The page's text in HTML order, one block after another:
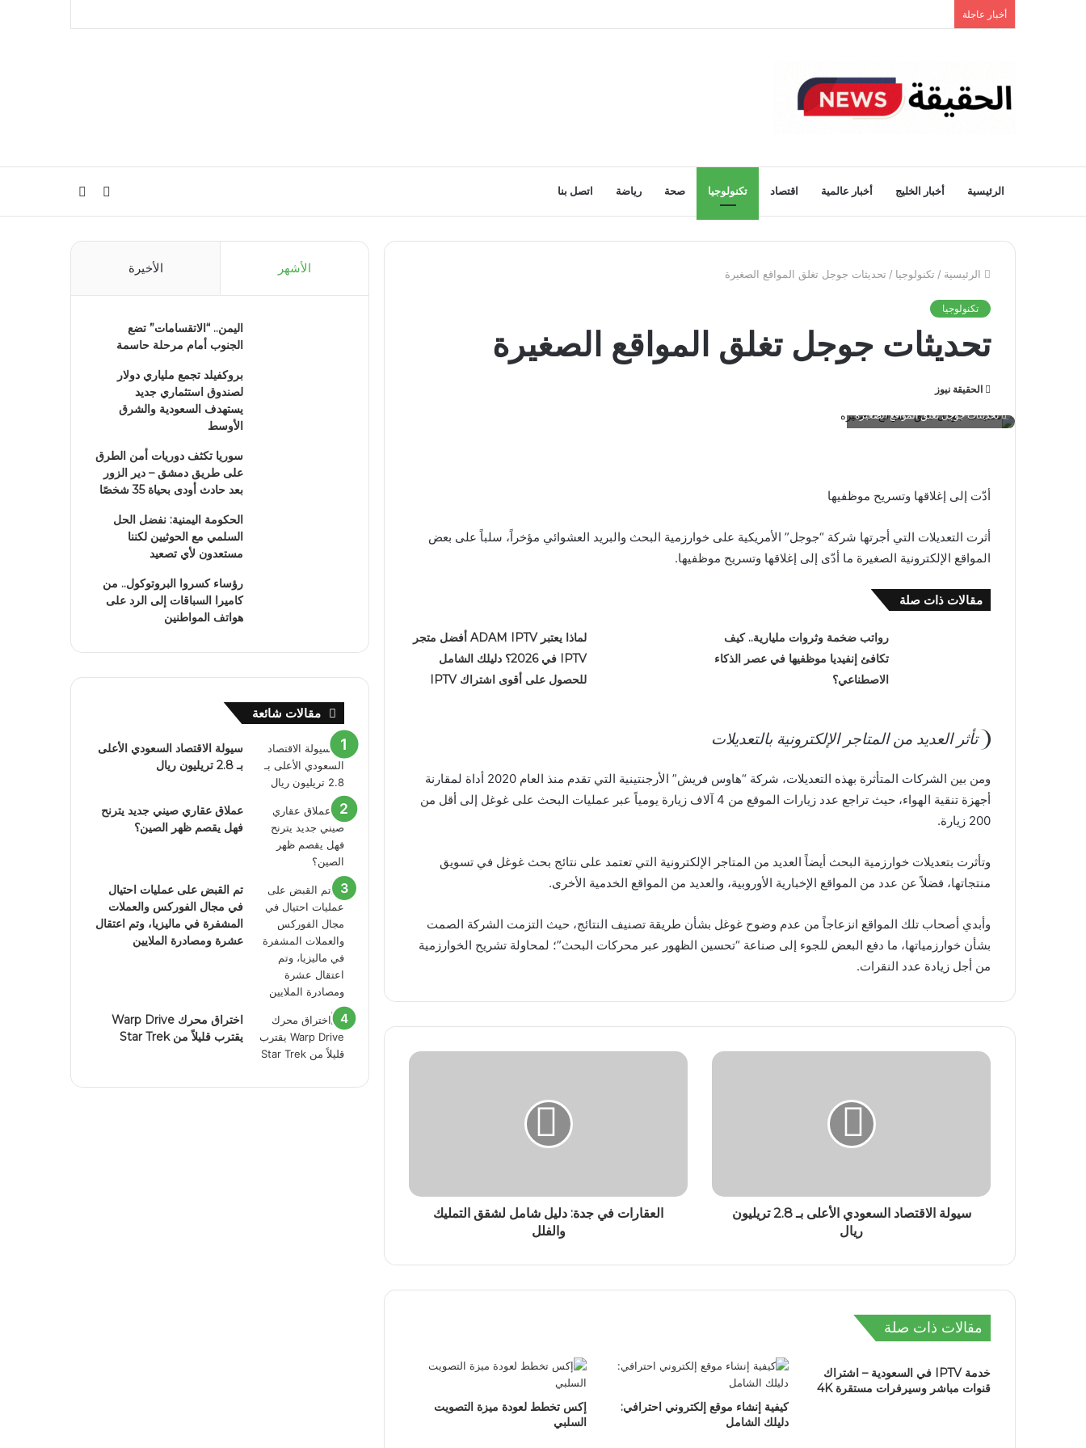
أخبار عاجلة
الرئيسية أخبار الخليج أخبار عالمية اقتصاد تكنولوجيا صحة رياضة اتصل بنا
عن
الوضع
المظلم
الرئيسية / تكنولوجيا / تحديثات جوجل تغلق المواقع الصغيرة
تكنولوجيا
تحديثات جوجل تغلق المواقع الصغيرة
الحقيقة نيوز
تحديثات جوجل تغلق المواقع الصغيرة
أدّت إلى إغلاقها وتسريح موظفيها
أثرت التعديلات التي أجرتها شركة “جوجل” الأمريكية على خوارزمية البحث والبريد العشوائي مؤخراً، سلباً على بعض
المواقع الإلكترونية الصغيرة ما أدّى إلى إغلاقها وتسريح موظفيها.
مقالات ذات صلة
رواتب ضخمة وثروات مليارية.. كيف
تكافئ إنفيديا موظفيها في عصر الذكاء
الاصطناعي؟
لماذا يعتبر ADAM IPTV أفضل متجر
IPTV في 2026؟ دليلك الشامل
للحصول على أقوى اشتراك IPTV
تأثر العديد من المتاجر الإلكترونية بالتعديلات
ومن بين الشركات المتأثرة بهذه التعديلات، شركة “هاوس فريش” الأرجنتينية التي تقدم منذ العام 2020 أداة لمقارنة
أجهزة تنقية الهواء، حيث تراجع عدد زيارات الموقع من 4 آلاف زيارة يومياً عبر عمليات البحث على غوغل إلى أقل من
200 زيارة.
وتأثرت بتعديلات خوارزمية البحث أيضاً العديد من المتاجر الإلكترونية التي تعتمد على نتائج بحث غوغل في تسويق
منتجاتها، فضلاً عن عدد من المواقع الإخبارية الأوروبية، والعديد من المواقع الخدمية الأخرى.
وأبدي أصحاب تلك المواقع انزعاجاً من عدم وضوح غوغل بشأن طريقة تصنيف النتائج، حيث التزمت الشركة الصمت
بشأن خوارزمياتها، ما دفع البعض للجوء إلى صناعة “تحسين الظهور عبر محركات البحث”؛ لمحاولة تشريح الخوارزمية
من أجل زيادة عدد النقرات.
سيولة الاقتصاد السعودي الأعلى بـ 2.8 تريليون
ريال
العقارات في جدة: دليل شامل لشقق التمليك
والفلل
مقالات ذات صلة
خدمة IPTV في السعودية – اشتراك
قنوات مباشر وسيرفرات مستقرة 4K
كيفية إنشاء موقع إلكتروني احترافي:
دليلك الشامل
إكس تخطط لعودة ميزة التصويت
السلبي
الأشهر الأخيرة
اليمن.. “الاتقسامات” تضع
الجنوب أمام مرحلة حاسمة
بروكفيلد تجمع ملياري دولار
لصندوق استثماري جديد
يستهدف السعودية والشرق
الأوسط
سوريا تكثف دوريات أمن الطرق
على طريق دمشق – دير الزور
بعد حادث أودى بحياة 35 شخصًا
الحكومة اليمنية: نفضل الحل
السلمي مع الحوثيين لكننا
مستعدون لأي تصعيد
رؤساء كسروا البروتوكول.. من
كاميرا السباقات إلى الرد على
هواتف المواطنين
مقالات شائعة
سيولة الاقتصاد السعودي الأعلى
بـ 2.8 تريليون ريال
عملاق عقاري صيني جديد يترنح
فهل يقصم ظهر الصين؟
تم القبض على عمليات احتيال
في مجال الفوركس والعملات
المشفرة في ماليزيا، وتم اعتقال
عشرة ومصادرة الملايين
اختراق محرك Warp Drive
يقترب قليلاً من Star Trek